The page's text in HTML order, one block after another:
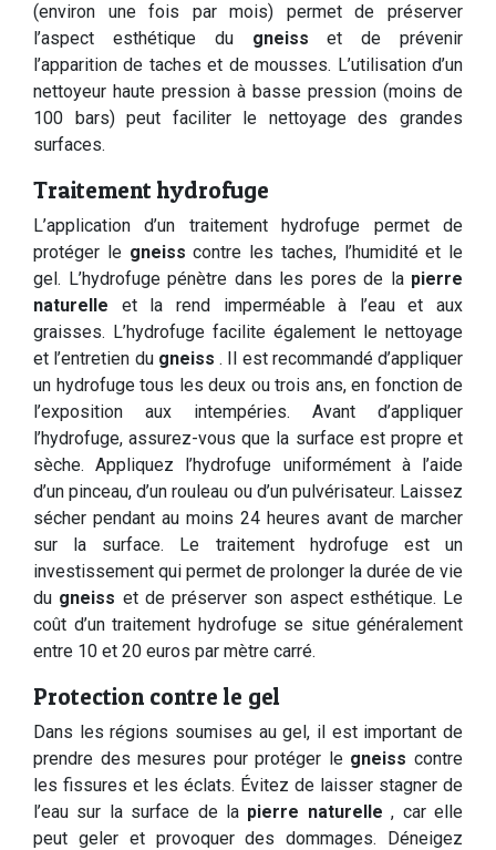
(environ une fois par mois) permet de préserver
l’aspect esthétique du gneisset de prévenir
l’apparition de taches et de mousses. L’utilisation d’un
nettoyeur haute pression à basse pression (moins de
100 bars) peut faciliter le nettoyage des grandes
surfaces.
Traitement hydrofuge
L’application d’un traitement hydrofuge permet de
protéger le gneisscontre les taches, l’humidité et le
gel. L’hydrofuge pénètre dans les pores de la pierre
naturelle et la rend imperméable à l’eau et aux
graisses. L’hydrofuge facilite également le nettoyage
et l’entretien du gneiss . Il est recommandé d’appliquer
un hydrofuge tous les deux ou trois ans, en fonction de
l’exposition aux intempéries. Avant d’appliquer
l’hydrofuge, assurez-vous que la surface est propre et
sèche. Appliquez l’hydrofuge uniformément à l’aide
d’un pinceau, d’un rouleau ou d’un pulvérisateur. Laissez
sécher pendant au moins 24 heures avant de marcher
sur la surface. Le traitement hydrofuge est un
investissement qui permet de prolonger la durée de vie
du gneiss et de préserver son aspect esthétique. Le
coût d’un traitement hydrofuge se situe généralement
entre 10 et 20 euros par mètre carré.
Protection contre le gel
Dans les régions soumises au gel, il est important de
prendre des mesures pour protéger le gneisscontre
les fissures et les éclats. Évitez de laisser stagner de
l’eau sur la surface de la pierre naturelle, car elle
peut geler et provoquer des dommages. Déneigez